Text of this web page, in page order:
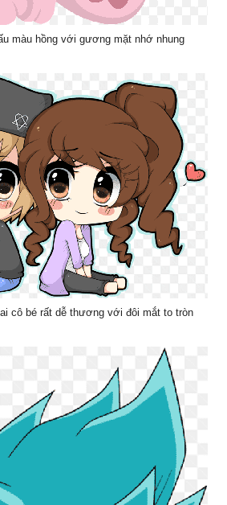
màu hồng với gương mặt nhớ nhung
cô bé rất dễ thương với đôi mắt to tròn